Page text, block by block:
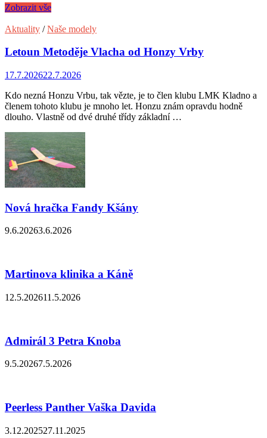
Zobrazit vše
Aktuality /Naše modely
Letoun Metoděje Vlacha od Honzy Vrby
17.7.202622.7.2026
Kdo nezná Honzu Vrbu, tak vězte, je to člen klubu LMK Kladno a
členem tohoto klubu je mnoho let. Honzu znám opravdu hodně
dlouho. Vlastně od dvé druhé třídy základní …
Nová hračka Fandy Kšány
9.6.20263.6.2026
Martinova klinika a Káně
12.5.202611.5.2026
Admirál 3 Petra Knoba
9.5.20267.5.2026
Peerless Panther Vaška Davida
3.12.202527.11.2025